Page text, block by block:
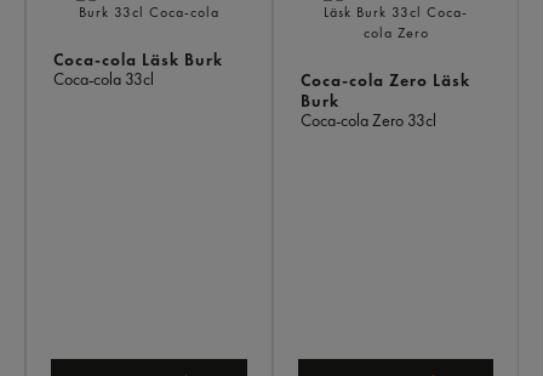
Coca-cola Läsk Burk
Coca-cola 33cl
Coca-cola Zero Läsk
Burk
Coca-cola Zero 33cl